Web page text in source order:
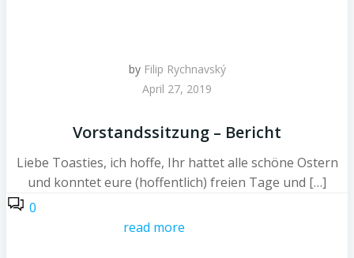
by Filip Rychnavský
April 27, 2019
Vorstandssitzung – Bericht
Liebe Toasties, ich hoffe, Ihr hattet alle schöne Ostern
und konntet eure (hoffentlich) freien Tage und […]
0
read more